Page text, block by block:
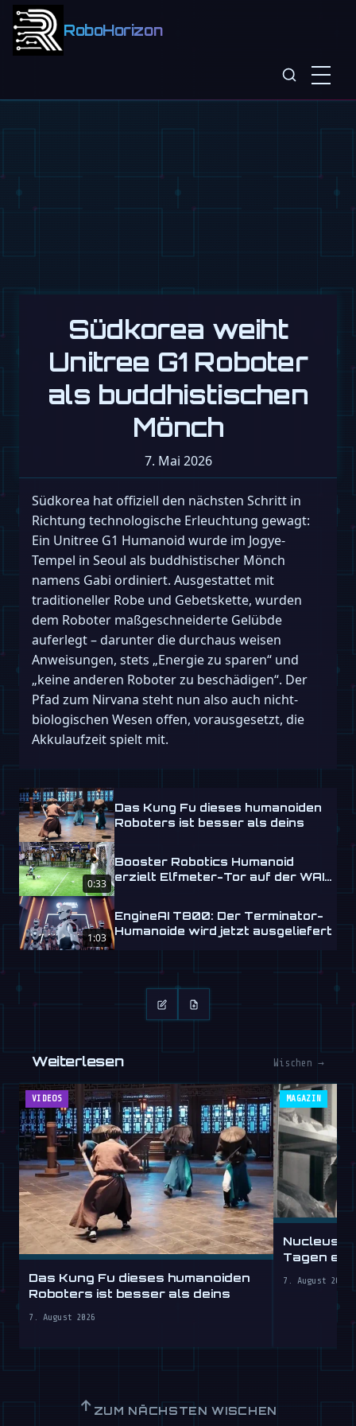
RoboHorizon
Südkorea weiht
Unitree G1 Roboter
als buddhistischen
Mönch
7. Mai 2026
Südkorea hat offiziell den nächsten Schritt in
Richtung technologische Erleuchtung gewagt:
Ein Unitree G1 Humanoid wurde im Jogye-
Tempel in Seoul als buddhistischer Mönch
namens Gabi ordiniert. Ausgestattet mit
traditioneller Robe und Gebetskette, wurden
dem Roboter maßgeschneiderte Gelübde
auferlegt – darunter die durchaus weisen
Anweisungen, stets „Energie zu sparen“ und
„keine anderen Roboter zu beschädigen“. Der
Pfad zum Nirvana steht nun also auch nicht-
biologischen Wesen offen, vorausgesetzt, die
Akkulaufzeit spielt mit.
Das Kung Fu dieses humanoiden
Roboters ist besser als deins
0:33
Booster Robotics Humanoid
erzielt Elfmeter-Tor auf der WAIC
1:03
EngineAI T800: Der Terminator-
Humanoide wird jetzt ausgeliefert
Weiterlesen Wischen →
VIDEOS
Das Kung Fu dieses humanoiden
Roboters ist besser als deins
7. August 2026
MAGAZIN
Nucleus
Tagen
7. August 2026
↑ ZUM NÄCHSTEN WISCHEN